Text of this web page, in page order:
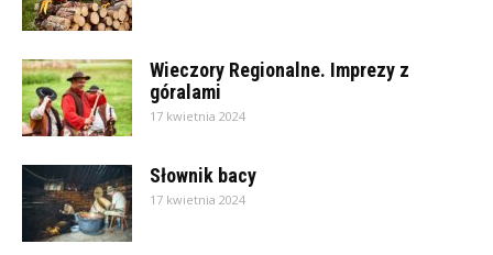
Wieczory Regionalne. Imprezy z
góralami
17 kwietnia 2024
Słownik bacy
17 kwietnia 2024